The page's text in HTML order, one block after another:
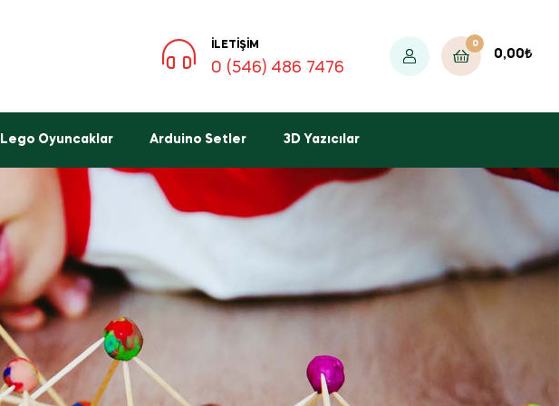
İLETIŞIM
0 (546) 486 7476
0
0,00₺
Lego Oyuncaklar Arduino Setler 3D Yazıcılar